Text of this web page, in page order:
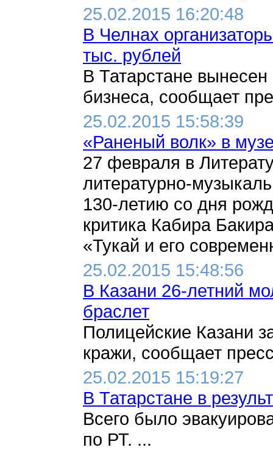
25.02.2015 16:20:48
В Челнах
тыс. рублей
В Татарстане вынесен
бизнеса, сообщает
25.02.2015 15:58:39
«Раненый волк» в
27 февраля в
литературно-
130-летию со дня
критика Кабира
«Тукай и его
25.02.2015 15:48:56
В Казани 26-летний
браслет
Полицейские Казани
кражи, сообщает
25.02.2015 15:19:27
В Татарстане в
Всего было
по РТ. ...